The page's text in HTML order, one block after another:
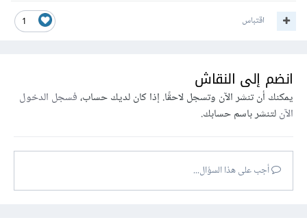
1 اقتباس
انضم إلى النقاش
يمكنك أن تنشر الآن وتسجل لاحقًا. إذا كان لديك حساب،فسجل الدخول
الآنلتنشر باسم حسابك.
أجب على هذا السؤال...